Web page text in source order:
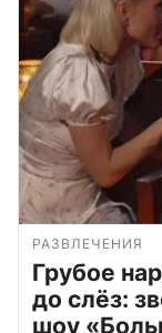
РАЗВЛЕЧЕНИЯ
Грубое
до слёз:
шоу